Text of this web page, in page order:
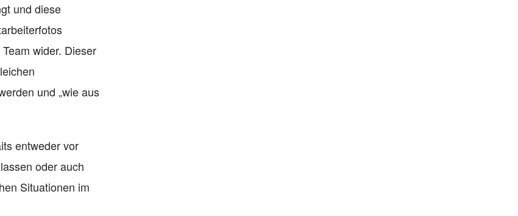
und diese
wider. Dieser
und „wie aus
entweder vor
oder auch
Situationen im